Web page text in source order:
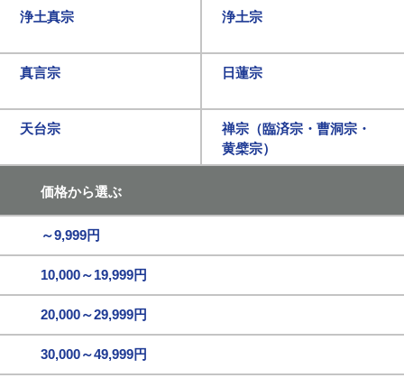
浄土真宗 浄土宗
真言宗 日蓮宗
天台宗
禅宗（臨済宗・曹洞宗・
黄檗宗）
価格から選ぶ
～9,999円
10,000～19,999円
20,000～29,999円
30,000～49,999円